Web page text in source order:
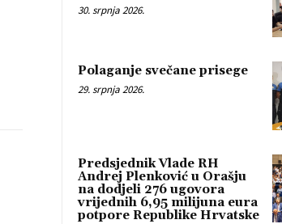
30. srpnja 2026.
Polaganje svečane prisege
29. srpnja 2026.
Predsjednik Vlade RH
Andrej Plenković u Orašju
na dodjeli 276 ugovora
vrijednih 6,95 milijuna eura
potpore Republike Hrvatske